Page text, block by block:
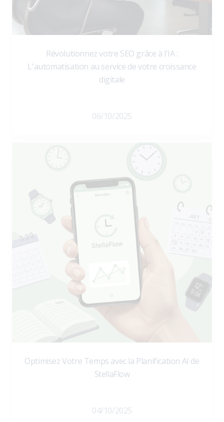
Révolutionnez votre SEO grâce à l'IA :
L'automatisation au service de votre croissance
digitale
06/10/2025
Optimisez Votre Temps avec la Planification AI de
StellaFlow
04/10/2025